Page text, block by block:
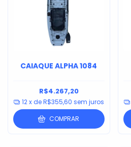
CAIAQUE ALPHA 1084
R$4.267,20
12x deR$355,60 sem juros
COMPRAR